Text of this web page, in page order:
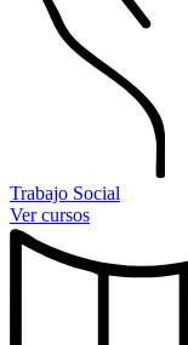
Trabajo Social
Ver cursos